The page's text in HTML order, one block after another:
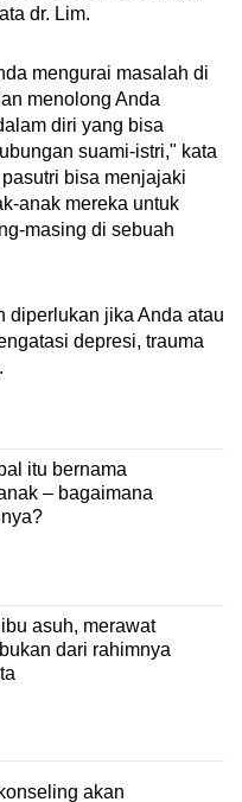
dr. Lim.
mengurai masalah di
menolong Anda
diri yang bisa
suami-istri," kata
bisa menjajaki
anak mereka untuk
masing di sebuah
diperlukan jika Anda atau
depresi, trauma
itu bernama
– bagaimana
asuh, merawat
dari rahimnya
akan